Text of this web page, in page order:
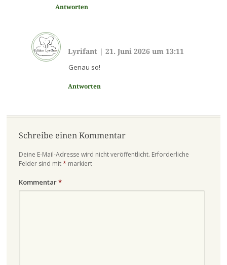
Antworten
Lyrifant| 21. Juni 2026 um 13:11
Genau so!
Antworten
Schreibe einen Kommentar
Deine E-Mail-Adresse wird nicht veröffentlicht. Erforderliche
Felder sind mit* markiert
Kommentar*